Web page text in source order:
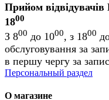
Прийом
1800
З 800 до 1000, з 1800
обслуговування за
в першу чергу за
Персональный раздел
О магазине